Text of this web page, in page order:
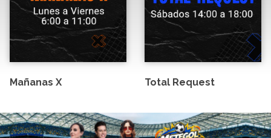
Mañanas X Total Request